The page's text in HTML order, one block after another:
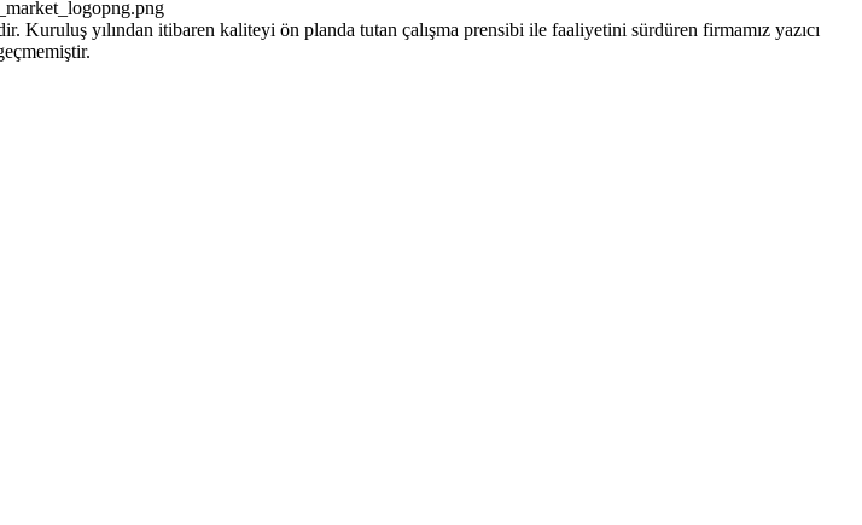
Kuruluş yılından itibaren kaliteyi ön planda tutan çalışma prensibi ile faaliyetini sürdüren firmamız yazıcı